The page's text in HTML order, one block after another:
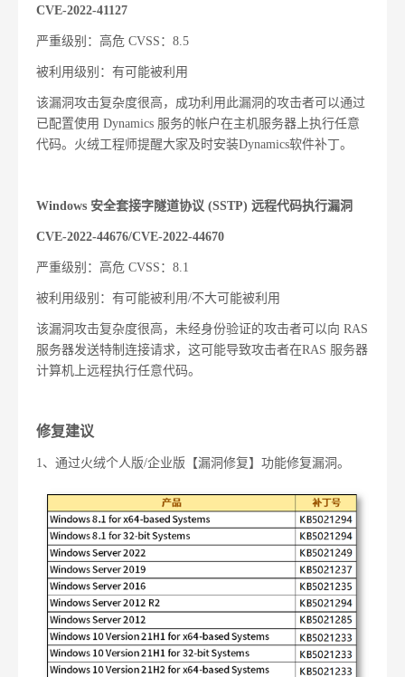
CVE-2022-41127
严重级别：高危 CVSS ： 8.5
被利用级别：有可能被利用
该漏洞攻击复杂度很高，成功利用此漏洞的攻击者可以通过
已配置使用 Dynamics 服务的帐户在主机服务器上执行任意
代码。火绒工程师提醒大家及时安装Dynamics软件补丁。
Windows 安全套接字隧道协议 (SSTP) 远程代码执行漏洞
CVE-2022-44676/CVE-2022-44670
严重级别：高危 CVSS ： 8.1
被利用级别：有可能被利用/不大可能被利用
该漏洞攻击复杂度很高，未经身份验证的攻击者可以向 RAS
服务器发送特制连接请求，这可能导致攻击者在RAS 服务器
计算机上远程执行任意代码。
修复建议
1、通过火绒个人版/企业版【漏洞修复】功能修复漏洞。